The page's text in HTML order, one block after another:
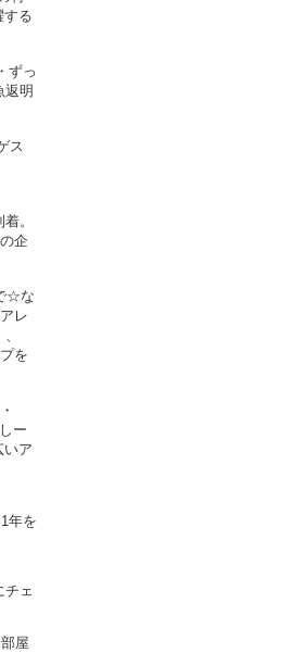
する
ずっ
返明
ス
。
企
☆な
レ
を
ー
いア
年を
チェ
屋